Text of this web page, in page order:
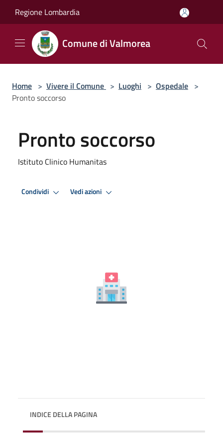
Regione Lombardia
Comune di Valmorea
Home > Vivere il Comune > Luoghi > Ospedale >
Pronto soccorso
Pronto soccorso
Istituto Clinico Humanitas
Condividi Vedi azioni
INDICE DELLA PAGINA